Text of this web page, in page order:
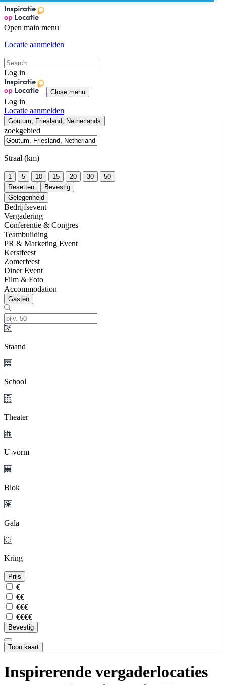
Open main menu
Locatie aanmelden
Log in
Close menu
Log in
Locatie aanmelden
Goutum, Friesland, Netherlands
zoekgebied
Straal (km)
1 5 10 15 20 30
50
Resetten
Bevestig
Gelegenheid
Bedrijfsevent
Vergadering
Conferentie & Congres
Teambuilding
PR & Marketing Event
Kerstfeest
Zomerfeest
Diner Event
Film & Foto
Accommodation
Gasten
Staand
School
Theater
U-vorm
Blok
Gala
Kring
Prijs
€
€€
€€€
€€€€
Bevestig
Toon kaart
Inspirerende vergaderlocaties